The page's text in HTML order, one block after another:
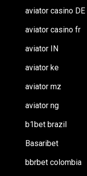
aviator casino DE
aviator casino fr
aviator IN
aviator ke
aviator mz
aviator ng
b1bet brazil
Basaribet
bbrbet colombia